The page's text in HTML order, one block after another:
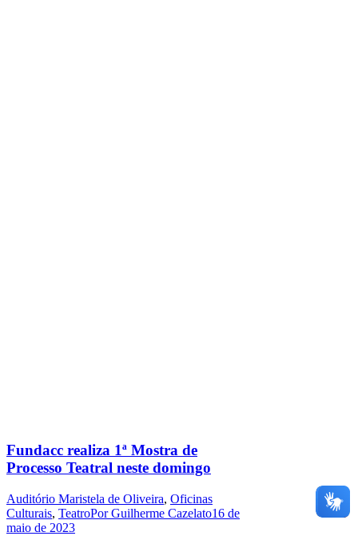
Fundacc realiza 1ª Mostra de
Processo Teatral neste domingo
Auditório Maristela de Oliveira, Oficinas
Culturais, TeatroPorGuilherme Cazelato16 de
maio de 2023